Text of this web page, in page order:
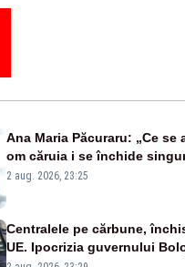
Ana Maria Păcuraru: „Ce se
om căruia i se închide
portiță?”
2 aug. 2026, 23:25
Centralele pe cărbune,
UE. Ipocrizia guvernului